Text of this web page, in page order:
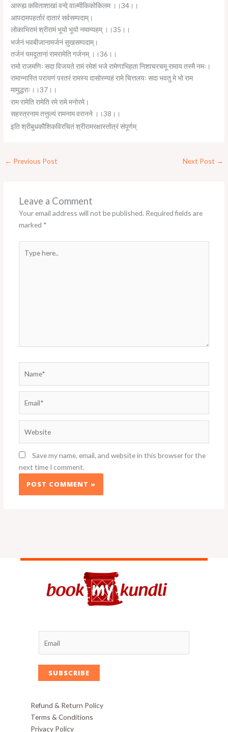
आरुह्य कविताशाखां वन्दे वाल्मीकिकोकिलम ।।34।।
आपदामपहर्तारं दातारं सर्वसम्पदाम्।
लोकाभिरामं श्रीरामं भूयो भूयो नमाम्यहम् ।।35।।
भर्जनं भवबीजानामर्जनं सुखसम्पदाम्।
तर्जनं यमदूतानां रामरामेति गर्जनम् ।।36।।
रामो राजमणिः सदा विजयते रामं रमेशं भजे रामेणाभिहता निशाचरचमू रामाय तस्मै नमः।
रामान्नास्ति परायणं परतरं रामस्य दासोस्म्यहं रामे चित्तलयः सदा भवतु मे भो राम
मामुद्धराः।।37।।
राम रामेति रामेति रमे रामे मनोरमे।
सहस्त्रनाम तत्तुल्यं रामनाम वरानने ।।38।।
इति श्रीबुधकौशिकविरचितं श्रीरामरक्षास्तोत्रं संपूर्णम्
← Previous Post Next Post →
Leave a Comment
Your email address will not be published. Required fields are
marked *
here..
Save my name, email, and website in this browser for the
next time I comment.
SUBSCRIBE
Refund & Return Policy
Terms & Conditions
Privacy Policy